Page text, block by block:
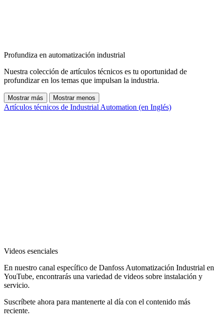
Profundiza en automatización industrial
Nuestra colección de artículos técnicos es tu oportunidad de
profundizar en los temas que impulsan la industria.
Mostrar más Mostrar menos
Artículos técnicos de Industrial Automation (en Inglés)
Videos esenciales
En nuestro canal específico de Danfoss Automatización Industrial en
YouTube, encontrarás una variedad de videos sobre instalación y
servicio.
Suscríbete ahora para mantenerte al día con el contenido más
reciente.